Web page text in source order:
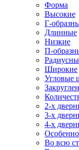
Форма
Высокие
Г-
Длинные
Низкие
П-
Широкие
Угловые
2-х
3-х
4-х
Во всю